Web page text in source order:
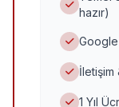
hazır)
İletişim
1 Yıl